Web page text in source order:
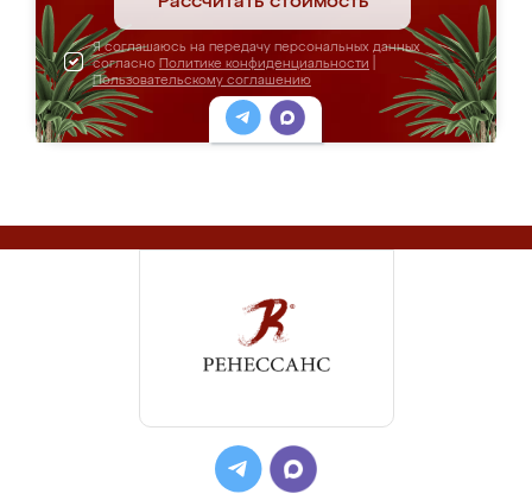
Я соглашаюсь на передачу персональных данных
согласно Политике конфиденциальности
Пользовательскому соглашению